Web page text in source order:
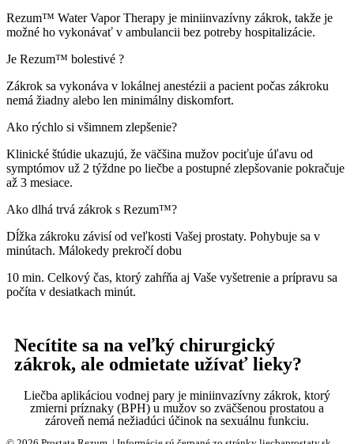
Rezum™ Water Vapor Therapy je miniinvazívny zákrok, takže je
možné ho vykonávať v ambulancii bez potreby hospitalizácie.
Je Rezum™ bolestivé ?
Zákrok sa vykonáva v lokálnej anestézii a pacient počas zákroku
nemá žiadny alebo len minimálny diskomfort.
Ako rýchlo si všimnem zlepšenie?
Klinické štúdie ukazujú, že väčšina mužov pociťuje úľavu od
symptómov už 2 týždne po liečbe a postupné zlepšovanie pokračuje
až 3 mesiace.
Ako dlhá trvá zákrok s Rezum™?
Dĺžka zákroku závisí od veľkosti Vašej prostaty. Pohybuje sa v
minútach. Málokedy prekročí dobu
10 min. Celkový čas, ktorý zahŕňa aj Vaše vyšetrenie a prípravu sa
počíta v desiatkach minút.
Necítite sa na veľký chirurgický
zákrok, ale odmietate užívať lieky?
Liečba aplikáciou vodnej pary je miniinvazívny zákrok, ktorý
zmierni príznaky (BPH) u mužov so zväčšenou prostatou a
zároveň nemá nežiadúci účinok na sexuálnu funkciu.